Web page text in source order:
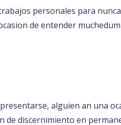
personales para
de entender
alguien an una
de discernimiento en